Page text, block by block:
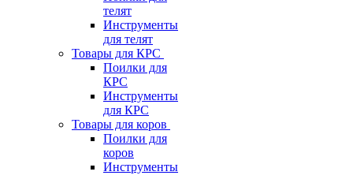
телят
Инструменты
для телят
Товары для КРС
Поилки для
КРС
Инструменты
для КРС
Товары для коров
Поилки для
коров
Инструменты